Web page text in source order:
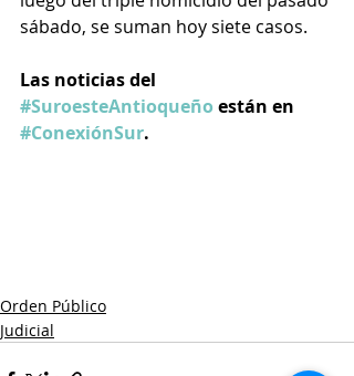
sábado, se suman hoy siete casos.
Las noticias del
#SuroesteAntioqueño están en
#ConexiónSur.
Orden Público
Judicial